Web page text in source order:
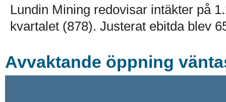
Lundin Mining redovisar intäkter på
kvartalet (878). Justerat ebitda blev
Avvaktande öppning